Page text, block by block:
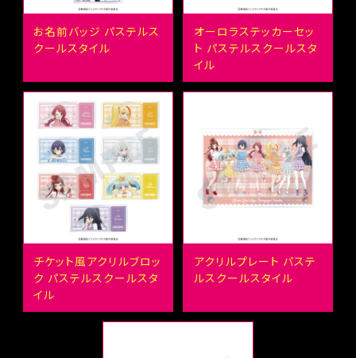
お名前バッジ パステルス
クールスタイル
オーロラステッカーセッ
ト パステルスクールスタ
イル
チケット風アクリルブロッ
ク パステルスクールスタ
イル
アクリルプレート パステ
ルスクールスタイル